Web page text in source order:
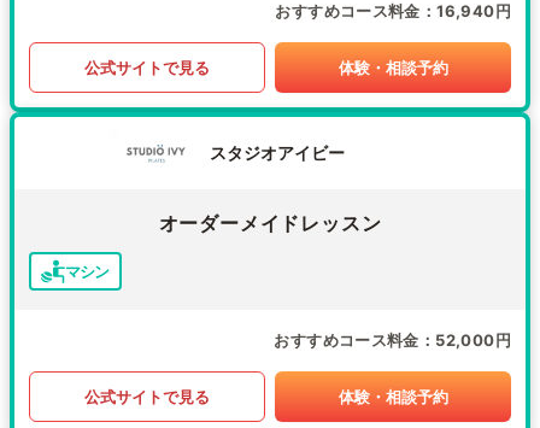
おすすめコース料金 16,940円
公式サイトで見る 体験・相談予約
スタジオアイビー
オーダーメイドレッスン
マシン
おすすめコース料金 52,000円
公式サイトで見る 体験・相談予約